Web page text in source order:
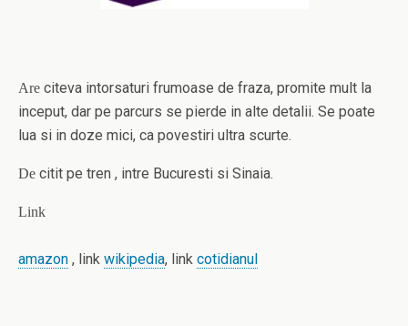
Are citeva intorsaturi frumoase de fraza, promite mult la
inceput, dar pe parcurs se pierde in alte detalii. Se poate
lua si in doze mici, ca povestiri ultra scurte.
De citit pe tren , intre Bucuresti si Sinaia.
Link
amazon , link wikipedia, link cotidianul